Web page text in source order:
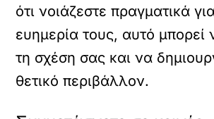
ότι νοιάζεστε πραγματικά
ευημερία τους, αυτό μπορεί
τη σχέση σας και να
θετικό περιβάλλον.